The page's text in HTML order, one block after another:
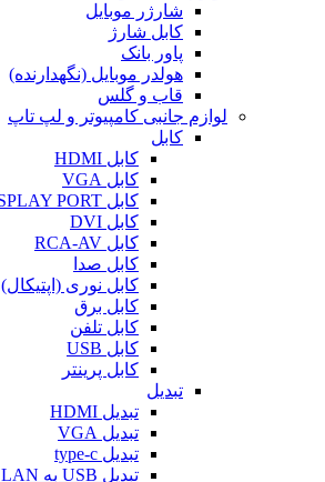
شارژر موبایل
کابل شارژ
پاور بانک
هولدر موبایل (نگهدارنده)
قاب و گلس
لوازم جانبی کامپیوتر و لپ تاپ
کابل
کابل HDMI
کابل VGA
کابل DISPLAY PORT
کابل DVI
کابل RCA-AV
کابل صدا
کابل نوری (اپتیکال)
کابل برق
کابل تلفن
کابل USB
کابل پرینتر
تبدیل
تبدیل HDMI
تبدیل VGA
تبدیل type-c
تبدیل USB به LAN